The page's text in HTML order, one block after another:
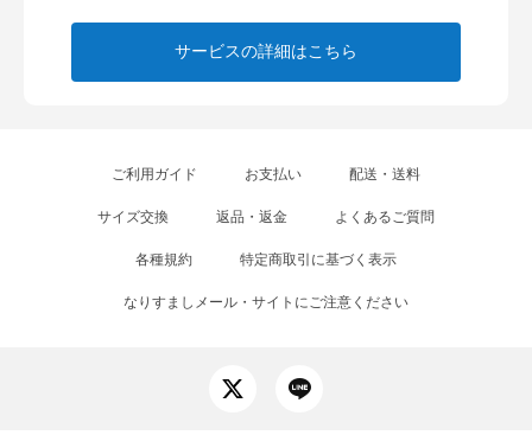
サービスの詳細はこちら
ご利用ガイド お支払い 配送・送料
サイズ交換 返品・返金 よくあるご質問
各種規約 特定商取引に基づく表示
なりすましメール・サイトにご注意ください